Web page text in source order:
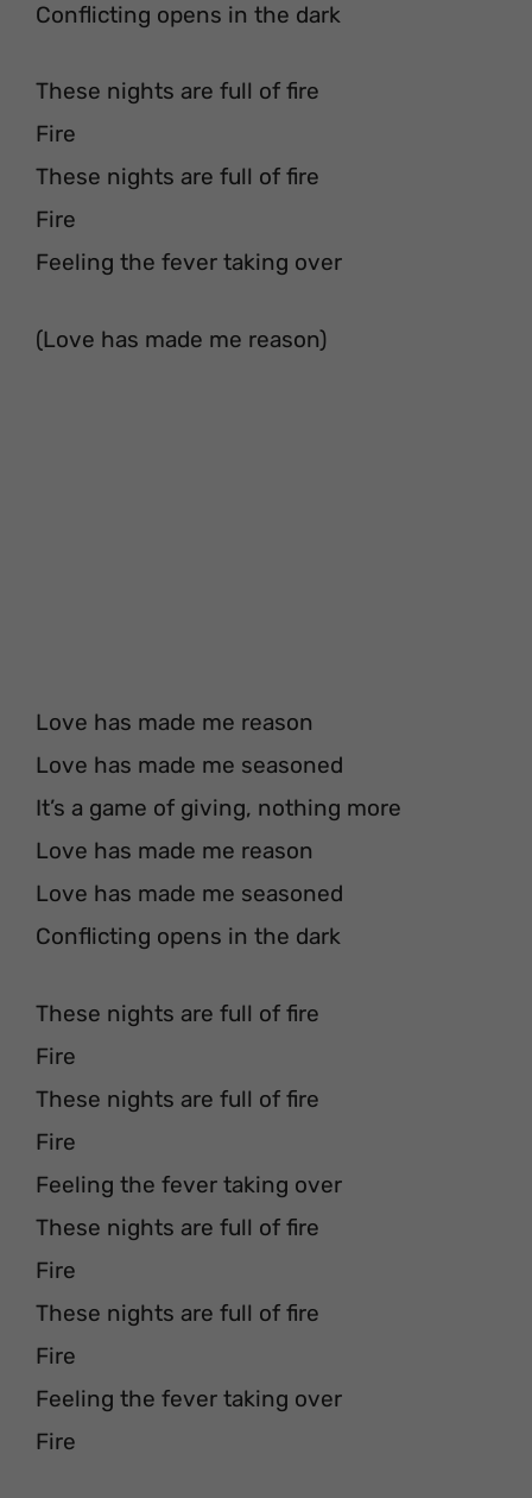
Conflicting opens in the dark
These nights are full of fire
Fire
These nights are full of fire
Fire
Feeling the fever taking over
(Love has made me reason)
Love has made me reason
Love has made me seasoned
It’s a game of giving, nothing more
Love has made me reason
Love has made me seasoned
Conflicting opens in the dark
These nights are full of fire
Fire
These nights are full of fire
Fire
Feeling the fever taking over
These nights are full of fire
Fire
These nights are full of fire
Fire
Feeling the fever taking over
Fire